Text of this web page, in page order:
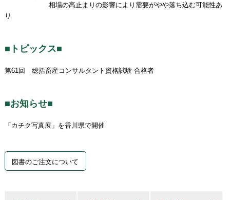
相場の高止まりの影響により需要がやや落ち込む可能性あ
り
■トピックス■
第61回 総括畜産コンサルタント資格試験 合格者
■お知らせ■
「カチク写真展」を香川県で開催
図書のご注文について